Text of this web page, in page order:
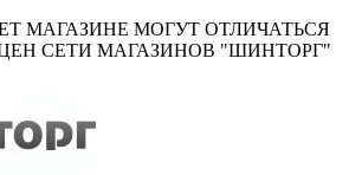
МАГАЗИНЕ МОГУТ ОТЛИЧАТЬСЯ
СЕТИ МАГАЗИНОВ "ШИНТОРГ"